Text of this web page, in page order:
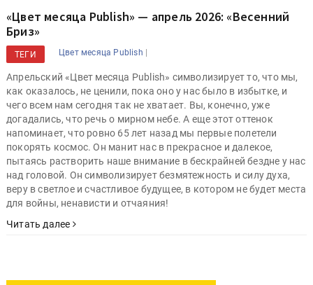
«Цвет месяца Publish» — апрель 2026: «Весенний
Бриз»
ТЕГИ Цвет месяца Publish |
Апрельский «Цвет месяца Publish» символизирует то, что мы,
как оказалось, не ценили, пока оно у нас было в избытке, и
чего всем нам сегодня так не хватает. Вы, конечно, уже
догадались, что речь о мирном небе. А еще этот оттенок
напоминает, что ровно 65 лет назад мы первые полетели
покорять космос. Он манит нас в прекрасное и далекое,
пытаясь растворить наше внимание в бескрайней бездне у нас
над головой. Он символизирует безмятежность и силу духа,
веру в светлое и счастливое будущее, в котором не будет места
для войны, ненависти и отчаяния!
Читать далее